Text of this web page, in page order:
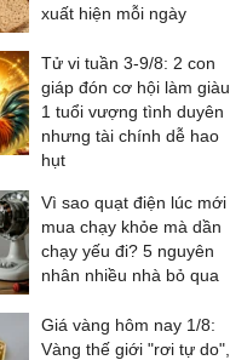
xuất hiện mỗi ngày
Tử vi tuần 3-9/8: 2 con
giáp đón cơ hội làm giàu,
1 tuổi vượng tình duyên
nhưng tài chính dễ hao
hụt
Vì sao quạt điện lúc mới
mua chạy khỏe mà dần
chạy yếu đi? 5 nguyên
nhân nhiều nhà bỏ qua
Giá vàng hôm nay 1/8:
Vàng thế giới "rơi tự do",